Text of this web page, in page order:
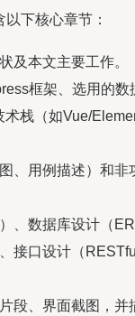
下核心章节：
及本文主要工作。
框架、选用的数
栈（如Vue/
、用例描述）和非
、数据库设计（ER
接口设计（
段、界面截图，并